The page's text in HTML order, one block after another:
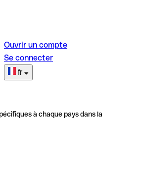
Ouvrir un compte
Se connecter
fr
à chaque pays dans la